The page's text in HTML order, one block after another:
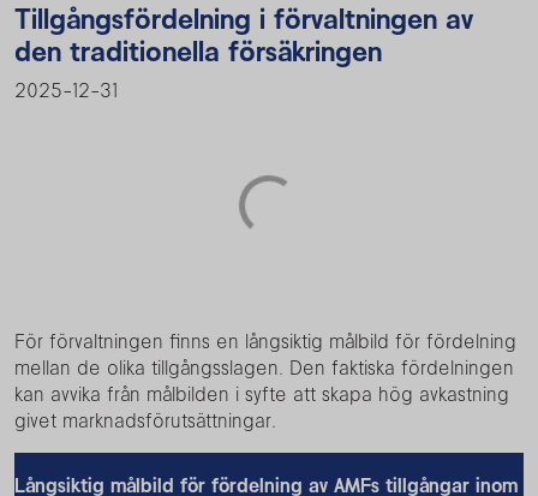
Tillgångsfördelning i förvaltningen av
den traditionella försäkringen
2025-12-31
För förvaltningen finns en långsiktig målbild för fördelning
mellan de olika tillgångsslagen. Den faktiska fördelningen
kan avvika från målbilden i syfte att skapa hög avkastning
givet marknadsförutsättningar.
Långsiktig målbild för fördelning av AMFs tillgångar inom